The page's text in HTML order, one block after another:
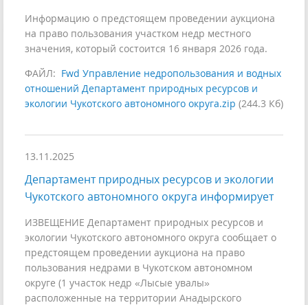
Информацию о предстоящем проведении аукциона
на право пользования участком недр местного
значения, который состоится 16 января 2026 года.
ФАЙЛ: Fwd Управление недропользования и водных
отношений Департамент природных ресурсов и
экологии Чукотского автономного округа.zip (244.3 Кб)
13.11.2025
Департамент природных ресурсов и экологии
Чукотского автономного округа информирует
ИЗВЕЩЕНИЕ Департамент природных ресурсов и
экологии Чукотского автономного округа сообщает о
предстоящем проведении аукциона на право
пользования недрами в Чукотском автономном
округе (1 участок недр «Лысые увалы»
расположенные на территории Анадырского